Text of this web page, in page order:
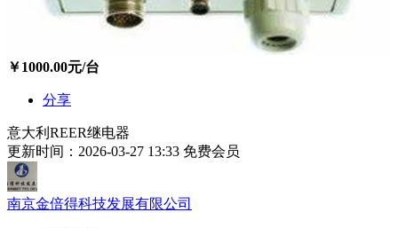
￥1000.00元/台
分享
意大利REER继电器
更新时间：2026-03-27 13:33 免费会员
南京金倍得科技发展有限公司